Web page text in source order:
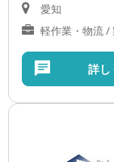
愛知
軽作業・物流 /
詳し